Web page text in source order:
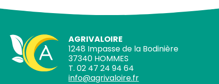
AGRIVALOIRE
1248 Impasse de la Bodinière
37340 HOMMES
T. 02 47 24 94 64
info@agrivaloire.fr